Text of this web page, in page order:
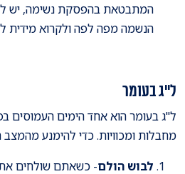
המתבטאת בהפסקת נשימה, יש
הנשמה מפה לפה ולקרוא מידית
ל"ג בעומר
ל"ג בעומר הוא אחד הימים העמוסים
מחבלות ומכוויות. כדי להימנע
לבוש הולם- כשאתם שולחים את